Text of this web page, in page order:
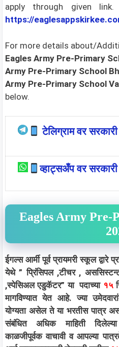
apply through given
https://
For more details about/
Eagles Army Pre-Primary
Army Pre-Primary School
Army Pre-Primary School
below.
टेलिग्राम वर
व्हाट्सअँप वर
Eagles Army Pre-
ईगल्स आर्मी पूर्व प्रायमरी स्कूल द्वारे
येथे ” प्रिंसिपल ,टीचर ,
,स्पेसिअल एडुकॅटर” या पदाच्या १५
मागविण्यात येत आहे. ज्या
योग्यता असेल ते या भरतीस पात्र
संबंधित अधिक माहिती
काळजीपूर्वक वाचावी व आपल्या